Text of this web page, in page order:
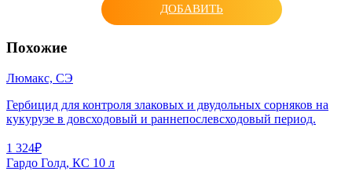
ДОБАВИТЬ
Похожие
Люмакс, СЭ
Гербицид для контроля злаковых и двудольных сорняков на
кукурузе в довсходовый и раннепослевсходовый период.
1 324₽
Гардо Голд, КС 10 л